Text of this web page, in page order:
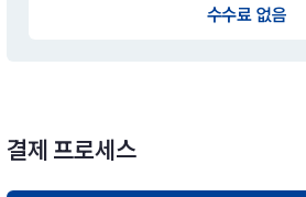
수수료 없음
결제 프로세스